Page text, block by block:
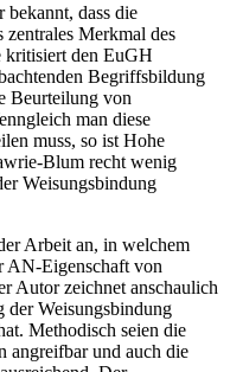
bekannt, dass die
zentrales Merkmal des
den EuGH
Begriffsbildung
Beurteilung von
man diese
muss, so ist Hohe
Blum recht wenig
Weisungsbindung
Arbeit an, in welchem
AN-Eigenschaft von
Autor zeichnet anschaulich
der Weisungsbindung
Methodisch seien die
angreifbar und auch die